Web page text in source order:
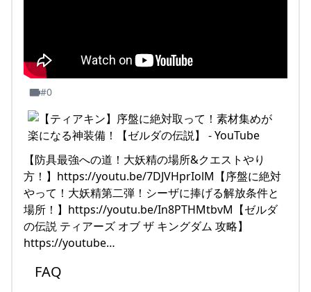
#0
【防具最強への道！大妖精の場所&クエストやり
方！】https://youtu.be/7DJVHprIolM【序盤に絶対
やって！大妖精第二弾！シーザに捧げる解放条件と
場所！】https://youtu.be/In8PTHMtbvM【ゼルダ
の伝説 ティアーズ オブ ザ キングダム 攻略】
https://youtube…
FAQ